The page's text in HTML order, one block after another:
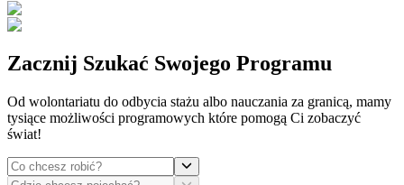
Zacznij Szukać Swojego Programu
Od wolontariatu do odbycia stażu albo nauczania za granicą, mamy
tysiące możliwości programowych które pomogą Ci zobaczyć
świat!